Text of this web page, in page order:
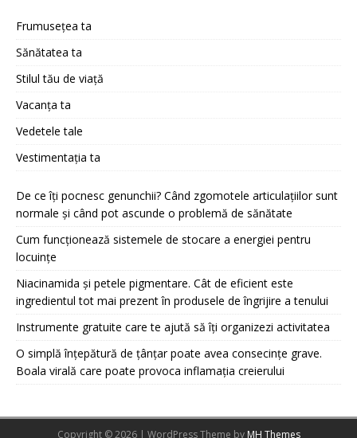
Frumusețea ta
Sănătatea ta
Stilul tău de viață
Vacanța ta
Vedetele tale
Vestimentația ta
De ce îți pocnesc genunchii? Când zgomotele articulațiilor sunt
normale și când pot ascunde o problemă de sănătate
Cum funcționează sistemele de stocare a energiei pentru
locuințe
Niacinamida și petele pigmentare. Cât de eficient este
ingredientul tot mai prezent în produsele de îngrijire a tenului
Instrumente gratuite care te ajută să îți organizezi activitatea
O simplă înțepătură de țânțar poate avea consecințe grave.
Boala virală care poate provoca inflamația creierului
Copyright © 2026 | WordPress Theme by MH Themes